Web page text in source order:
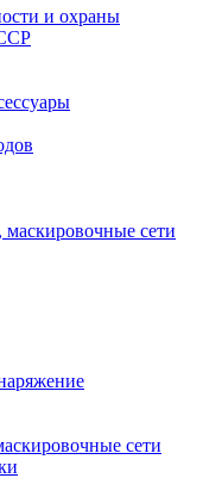
и охраны
сети
сети